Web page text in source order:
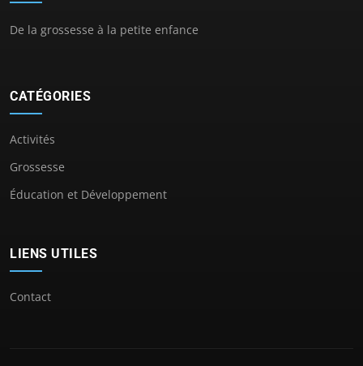
De la grossesse à la petite enfance
CATÉGORIES
Activités
Grossesse
Éducation et Développement
LIENS UTILES
Contact